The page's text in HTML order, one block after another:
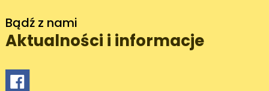
Bądź z nami
Aktualności i informacje